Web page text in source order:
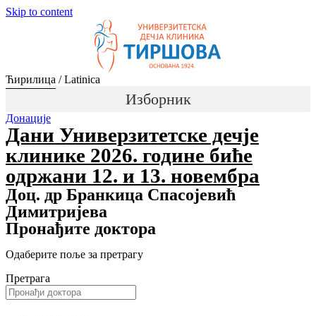
Skip to content
Ћирилица /Latinica
Изборник
Донације
Дани Универзитетске дечје
клинике 2026. године биће
одржани 12. и 13. новембра
Доц. др Бранкица Спасојевић
Димитријева
Пронађите доктора
Одаберите поље за претрагу
Претрага